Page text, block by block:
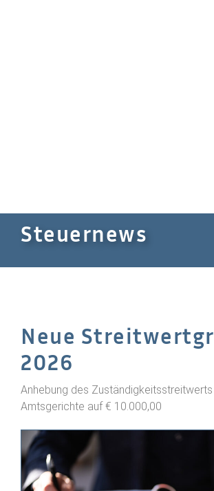
Steuernews
Neue
2026
Anhebung des
Amtsgerichte auf € 10.000,00